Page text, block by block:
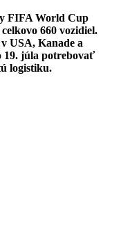
FIFA World Cup
660 vozidiel.
USA, Kanade a
19. júla potrebovať
logistiku.